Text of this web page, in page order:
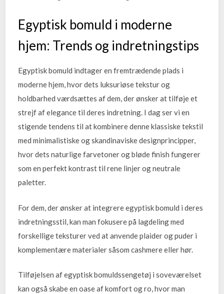
Egyptisk bomuld i moderne
hjem: Trends og indretningstips
Egyptisk bomuld indtager en fremtrædende plads i
moderne hjem, hvor dets luksuriøse tekstur og
holdbarhed værdsættes af dem, der ønsker at tilføje et
strejf af elegance til deres indretning. I dag ser vi en
stigende tendens til at kombinere denne klassiske tekstil
med minimalistiske og skandinaviske designprincipper,
hvor dets naturlige farvetoner og bløde finish fungerer
som en perfekt kontrast til rene linjer og neutrale
paletter.
For dem, der ønsker at integrere egyptisk bomuld i deres
indretningsstil, kan man fokusere på lagdeling med
forskellige teksturer ved at anvende plaider og puder i
komplementære materialer såsom cashmere eller hør.
Tilføjelsen af egyptisk bomuldssengetøj i soveværelset
kan også skabe en oase af komfort og ro, hvor man